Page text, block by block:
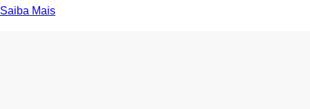
Saiba Mais